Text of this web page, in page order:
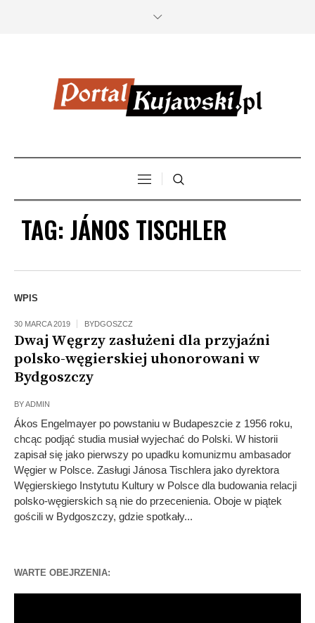
TAG:JÁNOS TISCHLER
WPIS
30 MARCA 2019 BYDGOSZCZ
Dwaj Węgrzy zasłużeni dla przyjaźni
polsko-węgierskiej uhonorowani w
Bydgoszczy
BYADMIN
Ákos Engelmayer po powstaniu w Budapeszcie z 1956 roku,
chcąc podjąć studia musiał wyjechać do Polski. W historii
zapisał się jako pierwszy po upadku komunizmu ambasador
Węgier w Polsce. Zasługi Jánosa Tischlera jako dyrektora
Węgierskiego Instytutu Kultury w Polsce dla budowania relacji
polsko-węgierskich są nie do przecenienia. Oboje w piątek
gościli w Bydgoszczy, gdzie spotkały...
WARTE OBEJRZENIA: